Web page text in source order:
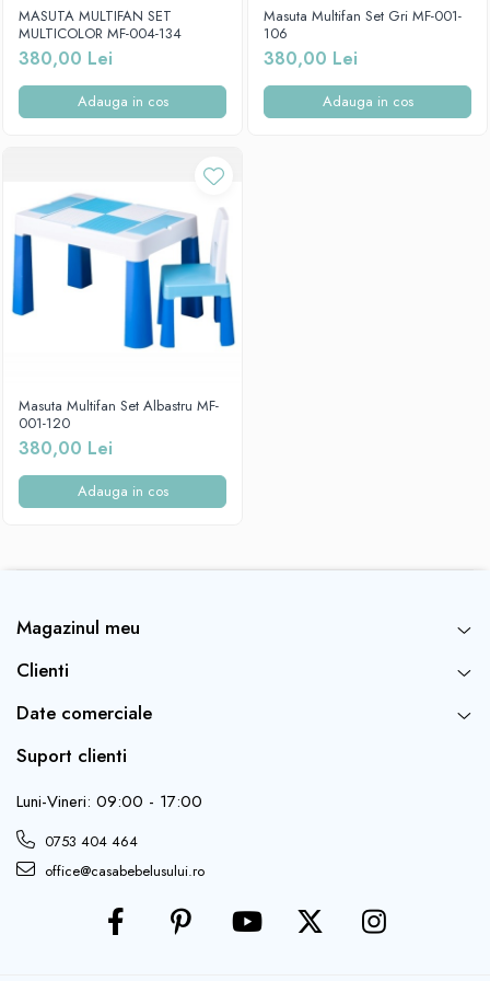
Olite tip scaunel simple
Reductoare antiderapante
Reductoare moi
Seturi cadite anatomice
Suporti anatomici plastic
Suporti anatomici textili
Suporti metalici cadite
Mese de infasat pliabile
Mese de infasat Ultra Light 50x70
cm
Patuturi pliabile
Tampoane postnatale
Tampoane si protectii silicon
pentru san
MASUTA MULTIFAN SET
MULTICOLOR MF-004-134
380,00 Lei
Adauga in cos
Masuta Multifan Set Gri MF-001-
106
380,00 Lei
Adauga in cos
Masuta Multifan Set Albastru MF-
001-120
380,00 Lei
Adauga in cos
Magazinul meu
Clienti
Date comerciale
Suport clienti
Luni-Vineri: 09:00 - 17:00
0753 404 464
office@casabebelusului.ro